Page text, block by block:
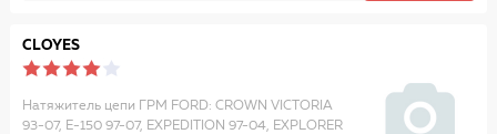
CLOYES
Натяжитель цепи ГРМ FORD: CROWN VICTORIA
93-07, E-150 97-07, EXPEDITION 97-04, EXPLORER